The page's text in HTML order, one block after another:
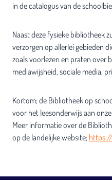
in de catalogus van de
Naast deze fysieke bibliotheek
verzorgen op allerlei gebieden
zoals voorlezen en praten over
mediawijsheid, sociale media,
Kortom; de Bibliotheek op
voor het leesonderwijs aan
Meer informatie over de
op de landelijke website;